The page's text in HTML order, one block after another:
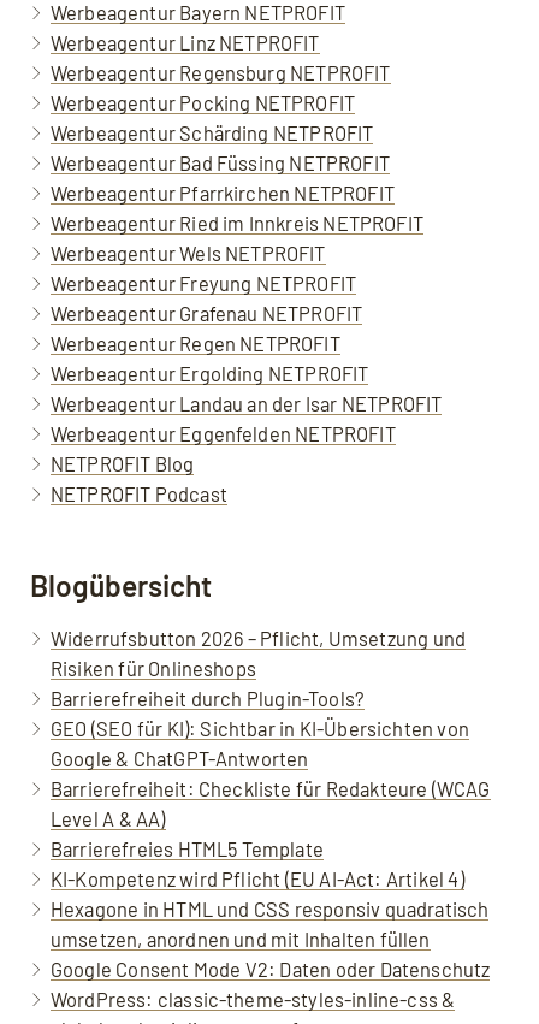
Werbeagentur Bayern NETPROFIT
Werbeagentur Linz NETPROFIT
Werbeagentur Regensburg NETPROFIT
Werbeagentur Pocking NETPROFIT
Werbeagentur Schärding NETPROFIT
Werbeagentur Bad Füssing NETPROFIT
Werbeagentur Pfarrkirchen NETPROFIT
Werbeagentur Ried im Innkreis NETPROFIT
Werbeagentur Wels NETPROFIT
Werbeagentur Freyung NETPROFIT
Werbeagentur Grafenau NETPROFIT
Werbeagentur Regen NETPROFIT
Werbeagentur Ergolding NETPROFIT
Werbeagentur Landau an der Isar NETPROFIT
Werbeagentur Eggenfelden NETPROFIT
NETPROFIT Blog
NETPROFIT Podcast
Blogübersicht
Widerrufsbutton 2026 – Pflicht, Umsetzung und
Risiken für Onlineshops
Barrierefreiheit durch Plugin-Tools?
GEO (SEO für KI): Sichtbar in KI-Übersichten von
Google & ChatGPT-Antworten
Barrierefreiheit: Checkliste für Redakteure (WCAG
Level A & AA)
Barrierefreies HTML5 Template
KI-Kompetenz wird Pflicht (EU AI-Act: Artikel 4)
Hexagone in HTML und CSS responsiv quadratisch
umsetzen, anordnen und mit Inhalten füllen
Google Consent Mode V2: Daten oder Datenschutz
WordPress: classic-theme-styles-inline-css &